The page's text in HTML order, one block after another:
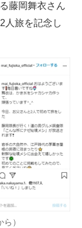
藤岡舞衣さん
人旅を記念し
ら）